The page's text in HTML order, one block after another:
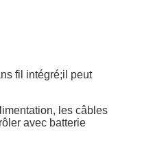
fil intégré;il peut
les câbles
avec batterie